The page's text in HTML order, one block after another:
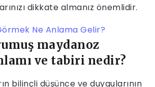
dikkate almanız önemlidir.
Ne Anlama Gelir?
maydanoz
ve tabiri nedir?
bilinçli düşünce ve duygularının